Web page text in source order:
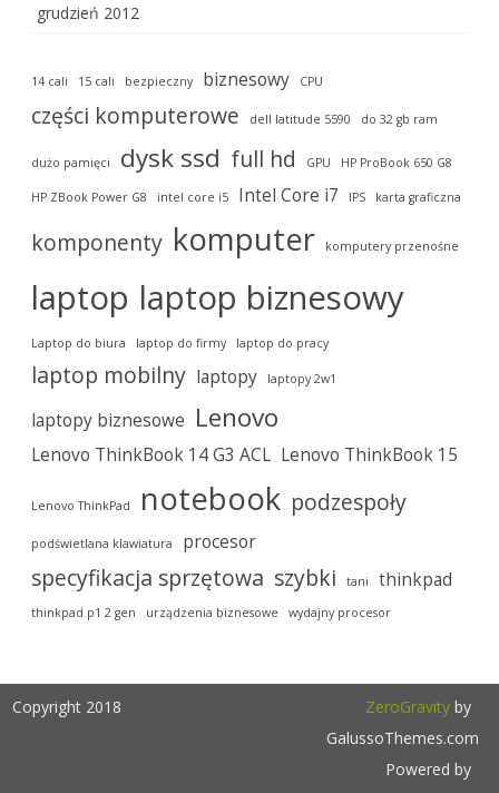
grudzień 2012
14 cali 15 cali bezpieczny biznesowy CPU
części komputerowe dell latitude 5590 do 32 gb ram
dużo pamięci dysk ssd full hd GPU HP ProBook 650 G8
HP ZBook Power G8 intel core i5 Intel Core i7 IPS karta graficzna
komponenty komputer komputery przenośne
laptop laptop biznesowy
Laptop do biura laptop do firmy laptop do pracy
laptop mobilny laptopy laptopy 2w1
laptopy biznesowe Lenovo
Lenovo ThinkBook 14 G3 ACL Lenovo ThinkBook 15
Lenovo ThinkPad notebook podzespoły
podświetlana klawiatura procesor
specyfikacja sprzętowa szybki tani thinkpad
thinkpad p1 2 gen urządzenia biznesowe wydajny procesor
Copyright 2018 ZeroGravityby
GalussoThemes.com
Powered by